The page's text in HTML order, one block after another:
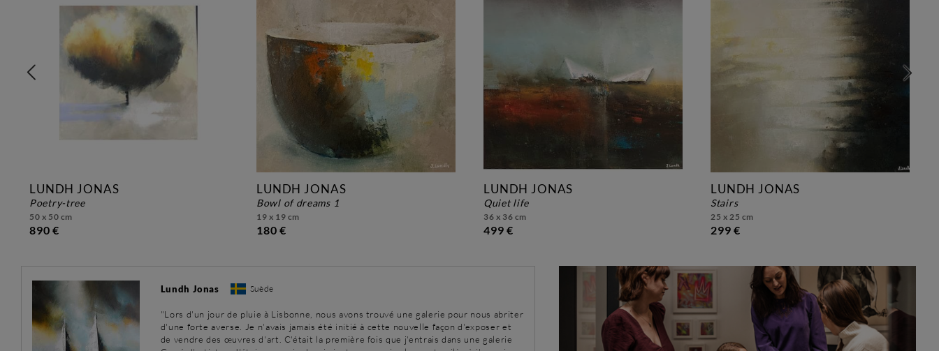
LUNDH JONAS
poetry-tree
50 x 50 cm
890 €
LUNDH JONAS
bowl of dreams 1
19 x 19 cm
180 €
LUNDH JONAS
quiet life
36 x 36 cm
499 €
LUNDH JONAS
stairs
25 x 25 cm
299 €
Lundh Jonas Suède
"Lors d'un jour de pluie à Lisbonne, nous avons trouvé une galerie pour nous abriter
d'une forte averse. Je n'avais jamais été initié à cette nouvelle façon d'exposer et
de vendre des œuvres d'art. C'était la première fois que j'entrais dans une galerie